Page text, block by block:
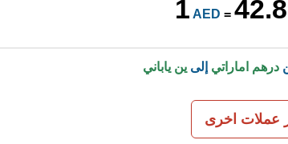
1 AED =
درهم اماراتي إلى ين ياباني
عملات اخرى